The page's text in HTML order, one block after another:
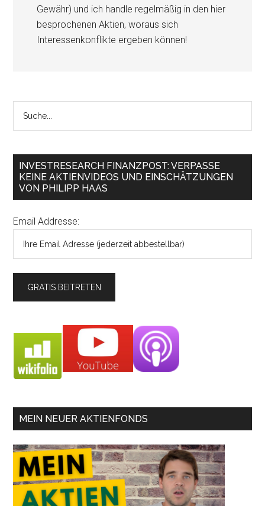
Gewähr) und ich handle regelmäßig in den hier
besprochenen Aktien, woraus sich
Interessenkonflikte ergeben können!
INVESTRESEARCH FINANZPOST: VERPASSE
KEINE AKTIENVIDEOS UND EINSCHÄTZUNGEN
VON PHILIPP HAAS
Email Addresse:
MEIN NEUER AKTIENFONDS